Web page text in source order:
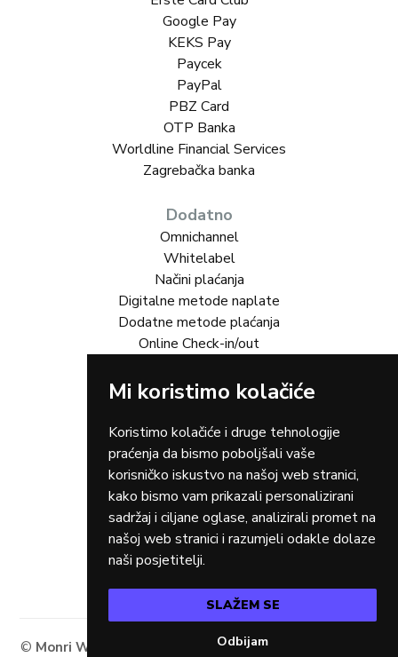
Mi koristimo kolačiće
Koristimo kolačiće i druge tehnologije
praćenja da bismo poboljšali vaše
korisničko iskustvo na našoj web stranici,
kako bismo vam prikazali personalizirani
sadržaj i ciljane oglase, analizirali promet na
našoj web stranici i razumjeli odakle dolaze
naši posjetitelji.
SLAŽEM SE
Odbijam
Google Pay
KEKS Pay
Paycek
PayPal
PBZ Card
OTP Banka
Worldline Financial Services
Zagrebačka banka
Dodatno
Omnichannel
Whitelabel
Načini plaćanja
Digitalne metode naplate
Dodatne metode plaćanja
Online Check-in/out
Rješenja za vas
Turizam
Gastro
Rent-a-car
Dostava
Zdravstvo
Osiguranja
Taxi
© Monri WSPay - Web Secure Payment Gateway